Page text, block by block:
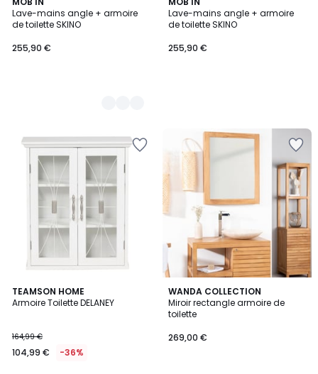
Lave-mains angle + armoire
de toilette SKINO
255,90 €
4
Couleurs
Lave-mains angle + armoire
de toilette SKINO
255,90 €
TEAMSON HOME
Armoire Toilette DELANEY
164,99 €
104,99 € -36%
4,5
/ 5
WANDA COLLECTION
Miroir rectangle armoire de
toilette
269,00 €